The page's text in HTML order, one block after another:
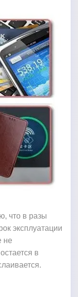
что в разы
эксплуатации
не
в